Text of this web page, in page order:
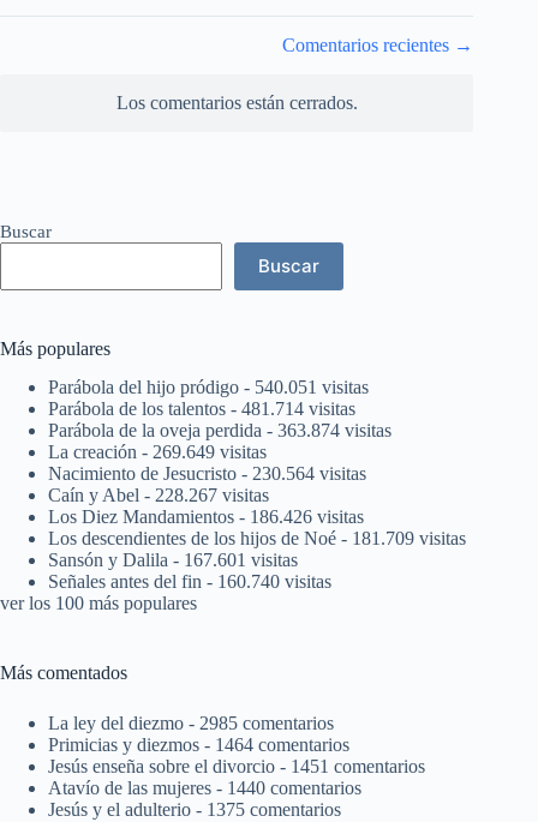
Comentarios recientes →
Los comentarios están cerrados.
Buscar
Buscar
Más populares
Parábola del hijo pródigo - 540.051 visitas
Parábola de los talentos - 481.714 visitas
Parábola de la oveja perdida - 363.874 visitas
La creación - 269.649 visitas
Nacimiento de Jesucristo - 230.564 visitas
Caín y Abel - 228.267 visitas
Los Diez Mandamientos - 186.426 visitas
Los descendientes de los hijos de Noé - 181.709 visitas
Sansón y Dalila - 167.601 visitas
Señales antes del fin - 160.740 visitas
ver los 100 más populares
Más comentados
La ley del diezmo - 2985 comentarios
Primicias y diezmos - 1464 comentarios
Jesús enseña sobre el divorcio - 1451 comentarios
Atavío de las mujeres - 1440 comentarios
Jesús y el adulterio - 1375 comentarios